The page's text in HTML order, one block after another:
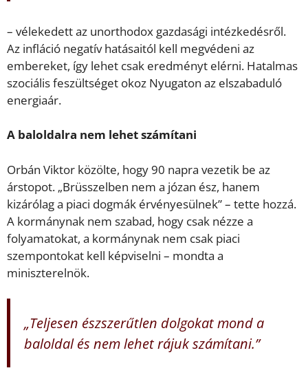
– vélekedett az unorthodox gazdasági intézkedésről.
Az infláció negatív hatásaitól kell megvédeni az
embereket, így lehet csak eredményt elérni. Hatalmas
szociális feszültséget okoz Nyugaton az elszabaduló
energiaár.
A baloldalra nem lehet számítani
Orbán Viktor közölte, hogy 90 napra vezetik be az
árstopot. „Brüsszelben nem a józan ész, hanem
kizárólag a piaci dogmák érvényesülnek” – tette hozzá.
A kormánynak nem szabad, hogy csak nézze a
folyamatokat, a kormánynak nem csak piaci
szempontokat kell képviselni – mondta a
miniszterelnök.
„Teljesen észszerűtlen dolgokat mond a
baloldal és nem lehet rájuk számítani.”